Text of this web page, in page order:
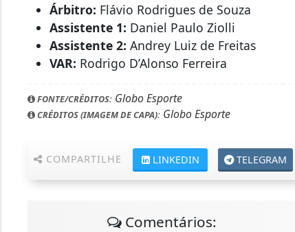
Árbitro: Flávio Rodrigues de Souza
Assistente 1: Daniel Paulo Ziolli
Assistente 2: Andrey Luiz de Freitas
VAR: Rodrigo D’Alonso Ferreira
FONTE/CRÉDITOS: Globo Esporte
CRÉDITOS (IMAGEM DE CAPA): Globo Esporte
COMPARTILHE TELEGRAM
LINKEDIN
Comentários: